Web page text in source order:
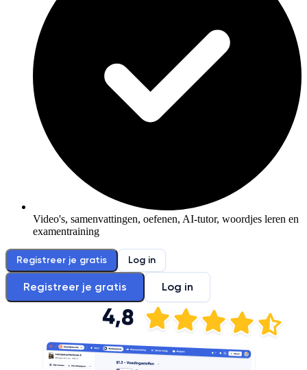
Video's, samenvattingen, oefenen, AI-tutor, woordjes leren en
examentraining
Registreer je gratis Log in
Registreer je gratis Log in